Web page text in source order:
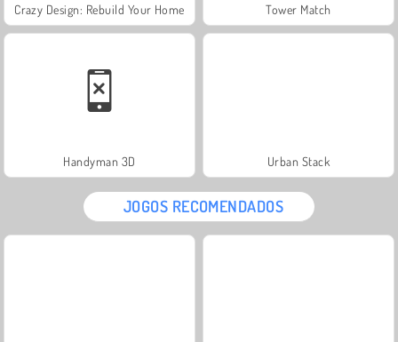
Crazy Design: Rebuild Your Home Tower Match
Handyman 3D Urban Stack
JOGOS RECOMENDADOS